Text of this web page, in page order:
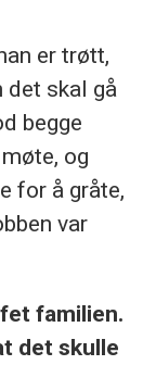
er trøtt,
det skal gå
begge
og
for å gråte,
var
familien.
det skulle